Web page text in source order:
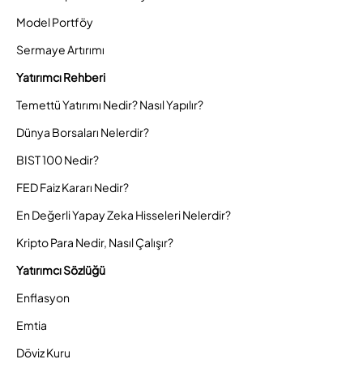
Model Portföy
Sermaye Artırımı
Yatırımcı Rehberi
Temettü Yatırımı Nedir? Nasıl Yapılır?
Dünya Borsaları Nelerdir?
BIST 100 Nedir?
FED Faiz Kararı Nedir?
En Değerli Yapay Zeka Hisseleri Nelerdir?
Kripto Para Nedir, Nasıl Çalışır?
Yatırımcı Sözlüğü
Enflasyon
Emtia
Döviz Kuru